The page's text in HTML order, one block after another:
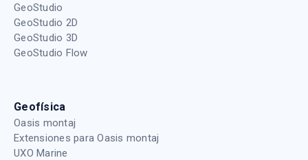
GeoStudio
GeoStudio 2D
GeoStudio 3D
GeoStudio Flow
Geofísica
Oasis montaj
Extensiones para Oasis montaj
UXO Marine